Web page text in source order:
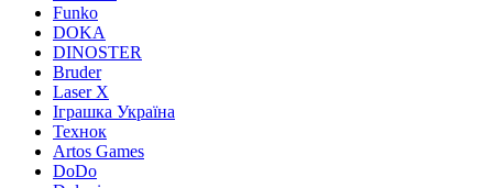
Funko
DOKA
DINOSTER
Bruder
Laser X
Іграшка Україна
Технок
Artos Games
DoDo